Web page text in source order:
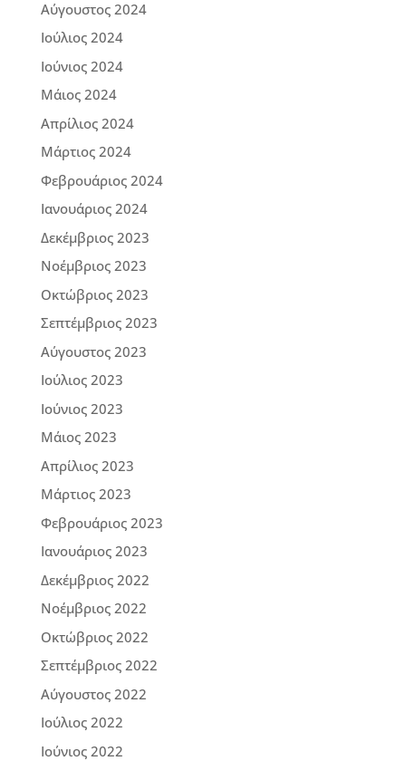
Αύγουστος 2024
Ιούλιος 2024
Ιούνιος 2024
Μάιος 2024
Απρίλιος 2024
Μάρτιος 2024
Φεβρουάριος 2024
Ιανουάριος 2024
Δεκέμβριος 2023
Νοέμβριος 2023
Οκτώβριος 2023
Σεπτέμβριος 2023
Αύγουστος 2023
Ιούλιος 2023
Ιούνιος 2023
Μάιος 2023
Απρίλιος 2023
Μάρτιος 2023
Φεβρουάριος 2023
Ιανουάριος 2023
Δεκέμβριος 2022
Νοέμβριος 2022
Οκτώβριος 2022
Σεπτέμβριος 2022
Αύγουστος 2022
Ιούλιος 2022
Ιούνιος 2022